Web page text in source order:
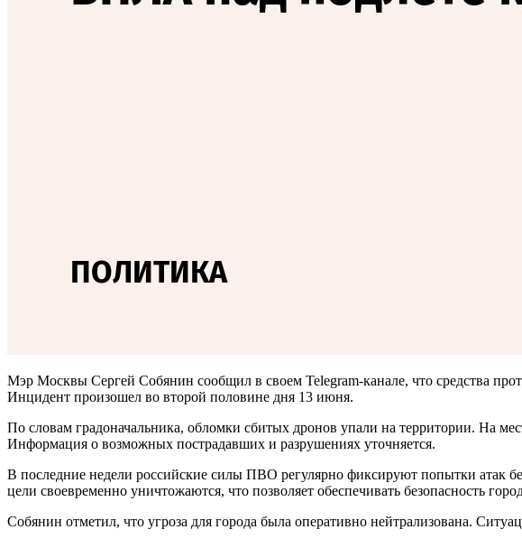
Мэр Москвы Сергей Собянин сообщил в своем Telegram-канале, что средства
Инцидент произошел во второй половине дня 13 июня.
По словам градоначальника, обломки сбитых дронов упали на территории. На
Информация о возможных пострадавших и разрушениях уточняется.
В последние недели российские силы ПВО регулярно фиксируют попытки атак
цели своевременно уничтожаются, что позволяет обеспечивать безопасность
Собянин отметил, что угроза для города была оперативно нейтрализована.